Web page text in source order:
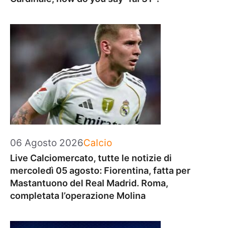
06 Agosto 2026Categorie
Calcio
Live Calciomercato, tutte le notizie di
mercoledì 05 agosto: Fiorentina, fatta per
Mastantuono del Real Madrid. Roma,
completata l’operazione Molina